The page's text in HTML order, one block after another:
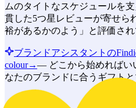
ムのタイトなスケジュールを
貫した5つ星レビューが寄せら
裕があるかのよう」と評価され
ブランドアシスタントの
colour→— どこから始めればい
なたのブランドに合うギフトと